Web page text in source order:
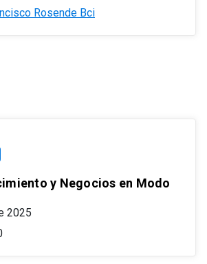
Rosende Bci
y Negocios en Modo
2025